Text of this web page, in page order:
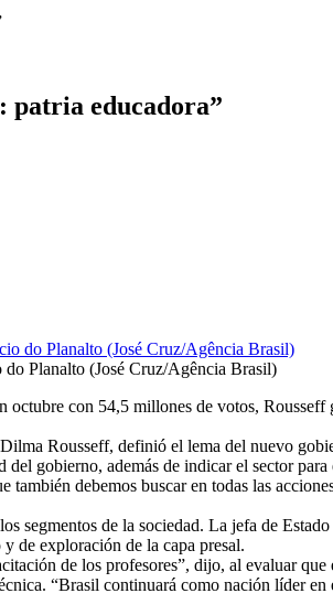
patria educadora”
Planalto (José Cruz/Agência Brasil)
con 54,5 millones de votos,
Rousseff, definió el lema del nuevo
gobierno, además de indicar el sector para
debemos buscar en todas las
de la sociedad. La jefa de
de exploración de la capa presal.
de los profesores”, dijo, al evaluar
“Brasil continuará como nación líder